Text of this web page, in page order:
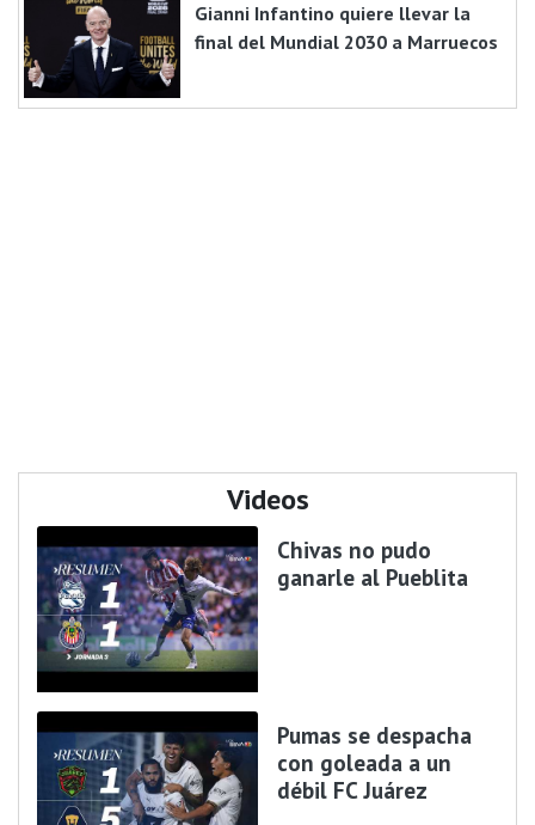
Gianni Infantino quiere llevar la
final del Mundial 2030 a Marruecos
Videos
Chivas no pudo
ganarle al Pueblita
Pumas se despacha
con goleada a un
débil FC Juárez